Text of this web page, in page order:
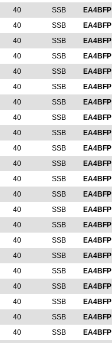
40 SSB EA4BFP
40 SSB EA4BFP
40 SSB EA4BFP
40 SSB EA4BFP
40 SSB EA4BFP
40 SSB EA4BFP
40 SSB EA4BFP
40 SSB EA4BFP
40 SSB EA4BFP
40 SSB EA4BFP
40 SSB EA4BFP
40 SSB EA4BFP
40 SSB EA4BFP
40 SSB EA4BFP
40 SSB EA4BFP
40 SSB EA4BFP
40 SSB EA4BFP
40 SSB EA4BFP
40 SSB EA4BFP
40 SSB EA4BFP
40 SSB EA4BFP
40 SSB EA4BFP